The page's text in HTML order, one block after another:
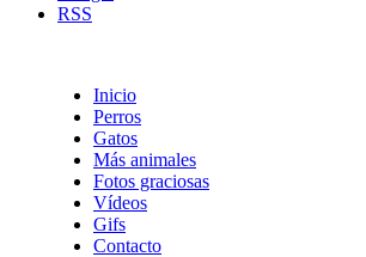
RSS
Inicio
Perros
Gatos
Más animales
Fotos graciosas
Vídeos
Gifs
Contacto